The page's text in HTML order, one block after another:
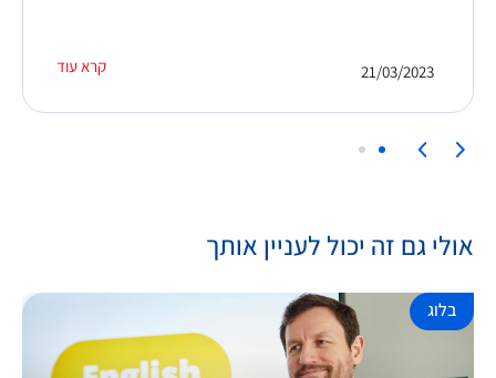
קרא עוד 21/03/2023
אולי גם זה יכול לעניין אותך
בלוג